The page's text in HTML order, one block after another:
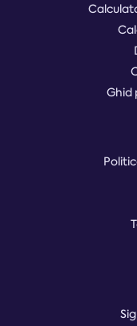
Ghid